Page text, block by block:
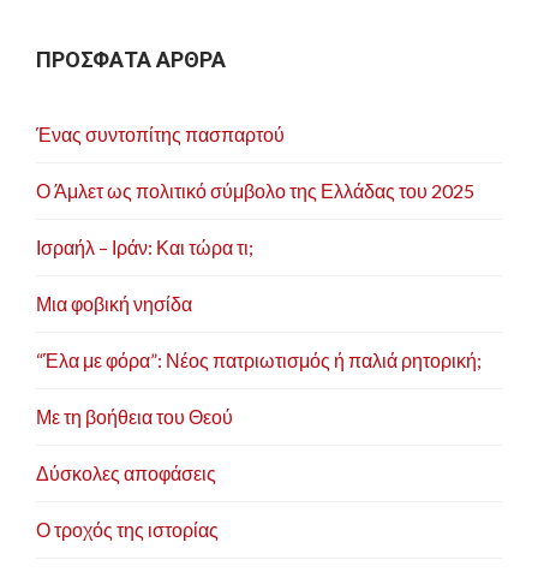
ΠΡΟΣΦΑΤΑ ΑΡΘΡΑ
Ένας συντοπίτης πασπαρτού
Ο Άμλετ ως πολιτικό σύμβολο της Ελλάδας του 2025
Ισραήλ – Ιράν: Και τώρα τι;
Μια φοβική νησίδα
“Έλα με φόρα”: Νέος πατριωτισμός ή παλιά ρητορική;
Με τη βοήθεια του Θεού
Δύσκολες αποφάσεις
Ο τροχός της ιστορίας